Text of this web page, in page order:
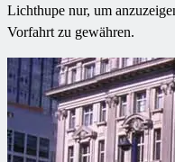
Lichthupe nur, um
Vorfahrt zu gewähren.